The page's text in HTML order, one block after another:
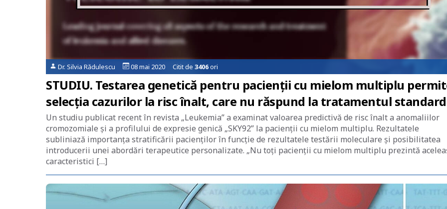
Dr. Silvia Rădulescu 08 mai 2020 Citit de 3406ori
STUDIU. Testarea genetică pentru pacienții cu mielom multiplu
selecția cazurilor la risc înalt, care nu răspund la tratamentul standard
Un studiu publicat recent în revista „Leukemia” a examinat valoarea predictivă de risc înalt a anomaliilor
cromozomiale și a profilului de expresie genică „SKY92” la pacienții cu mielom multiplu. Rezultatele
subliniază importanța stratificării pacienților în funcție de rezultatele testării moleculare și posibilitatea
introducerii unei abordări terapeutice personalizate. „Nu toți pacienții cu mielom multiplu prezintă
caracteristici […]